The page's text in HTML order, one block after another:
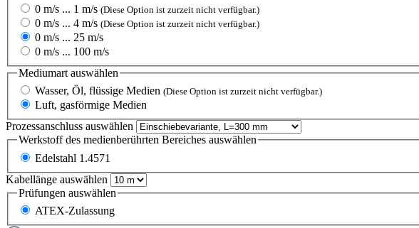
0 m/s ... 1 m/s (Diese Option ist zurzeit nicht verfügbar.)
0 m/s ... 4 m/s (Diese Option ist zurzeit nicht verfügbar.)
0 m/s ... 25 m/s
0 m/s ... 100 m/s
Mediumart auswählen
Wasser, Öl, flüssige Medien (Diese Option ist zurzeit nicht verfügbar.)
Luft, gasförmige Medien
Prozessanschluss auswählen
Werkstoff des medienberührten Bereiches auswählen
Edelstahl 1.4571
Kabellänge auswählen
Prüfungen auswählen
ATEX-Zulassung